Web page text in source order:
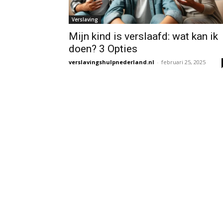
Verslaving
Mijn kind is verslaafd: wat kan ik
doen? 3 Opties
verslavingshulpnederland.nl - februari 25, 2025